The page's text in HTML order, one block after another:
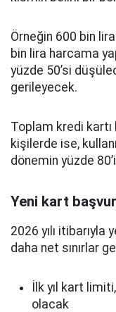
Örneğin 600 bin
bin lira harcama
yüzde 50’si
gerileyecek.
Toplam kredi kartı
kişilerde ise,
dönemin yüzde
Yeni kart
2026 yılı itibarıyla
daha net sınırlar
İlk yıl kart
olacak